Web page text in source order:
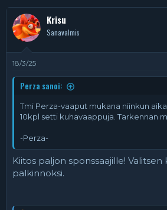
a
k
t
i
o
t
:
Krisu
Sanavalmis
18/3/25
Perza sanoi:
Tmi Perza-vaaput mukana niinkun
10kpl setti kuhavaappuja. Tarkennan
-Perza-
Kiitos paljon sponssaajille!
palkinnoksi.